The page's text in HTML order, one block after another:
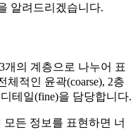
알려드리겠습니다.
개의 계층으로 나누어 표
적인 윤곽(coarse), 2층
테일(fine)을 담당합니다.
든 정보를 표현하면 너